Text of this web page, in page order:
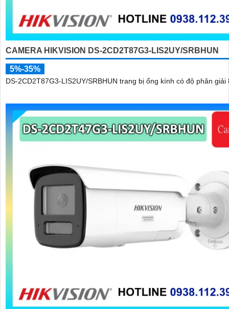
CAMERA HIKVISION DS-2CD2T87G3-LIS2UY/SRBHUN
5%-35%
DS-2CD2T87G3-LIS2UY/SRBHUN trang bị ống kính có độ phân giải